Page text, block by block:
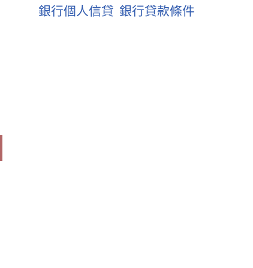
銀行個人信貸 銀行貸款條件